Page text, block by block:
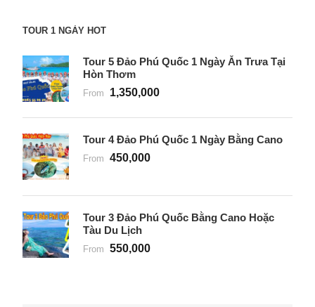
TOUR 1 NGÀY HOT
Tour 5 Đảo Phú Quốc 1 Ngày Ăn Trưa Tại
Hòn Thơm
From 1,350,000
Tour 4 Đảo Phú Quốc 1 Ngày Bằng Cano
From 450,000
Tour 3 Đảo Phú Quốc Bằng Cano Hoặc
Tàu Du Lịch
From 550,000